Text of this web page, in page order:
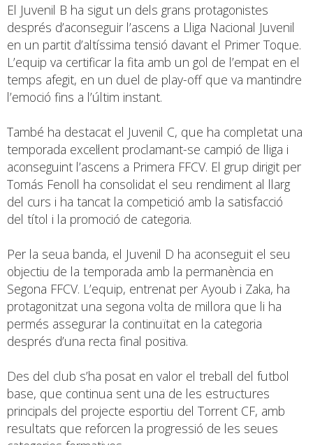
El Juvenil B ha sigut un dels grans protagonistes
després d’aconseguir l’ascens a Lliga Nacional Juvenil
en un partit d’altíssima tensió davant el Primer Toque.
L’equip va certificar la fita amb un gol de l’empat en el
temps afegit, en un duel de play-off que va mantindre
l’emoció fins a l’últim instant.
També ha destacat el Juvenil C, que ha completat una
temporada excel·lent proclamant-se campió de lliga i
aconseguint l’ascens a Primera FFCV. El grup dirigit per
Tomás Fenoll ha consolidat el seu rendiment al llarg
del curs i ha tancat la competició amb la satisfacció
del títol i la promoció de categoria.
Per la seua banda, el Juvenil D ha aconseguit el seu
objectiu de la temporada amb la permanència en
Segona FFCV. L’equip, entrenat per Ayoub i Zaka, ha
protagonitzat una segona volta de millora que li ha
permés assegurar la continuïtat en la categoria
després d’una recta final positiva.
Des del club s’ha posat en valor el treball del futbol
base, que continua sent una de les estructures
principals del projecte esportiu del Torrent CF, amb
resultats que reforcen la progressió de les seues